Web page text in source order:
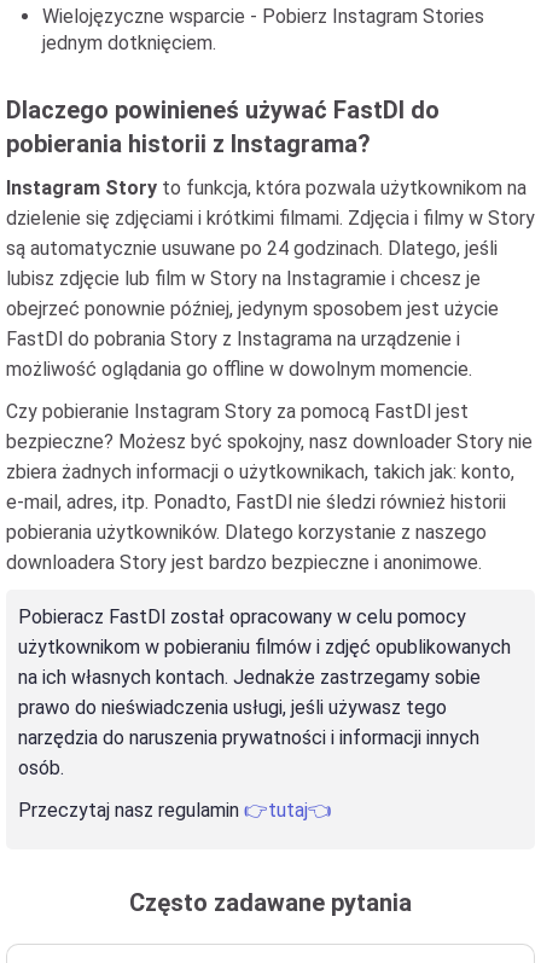
Wielojęzyczne wsparcie - Pobierz Instagram Stories
jednym dotknięciem.
Dlaczego powinieneś używać FastDl do
pobierania historii z Instagrama?
Instagram Story to funkcja, która pozwala użytkownikom na
dzielenie się zdjęciami i krótkimi filmami. Zdjęcia i filmy w Story
są automatycznie usuwane po 24 godzinach. Dlatego, jeśli
lubisz zdjęcie lub film w Story na Instagramie i chcesz je
obejrzeć ponownie później, jedynym sposobem jest użycie
FastDl do pobrania Story z Instagrama na urządzenie i
możliwość oglądania go offline w dowolnym momencie.
Czy pobieranie Instagram Story za pomocą FastDl jest
bezpieczne? Możesz być spokojny, nasz downloader Story nie
zbiera żadnych informacji o użytkownikach, takich jak: konto,
e-mail, adres, itp. Ponadto, FastDl nie śledzi również historii
pobierania użytkowników. Dlatego korzystanie z naszego
downloadera Story jest bardzo bezpieczne i anonimowe.
Pobieracz FastDl został opracowany w celu pomocy
użytkownikom w pobieraniu filmów i zdjęć opublikowanych
na ich własnych kontach. Jednakże zastrzegamy sobie
prawo do nieświadczenia usługi, jeśli używasz tego
narzędzia do naruszenia prywatności i informacji innych
osób.
Przeczytaj nasz regulamin 👉tutaj👈
Często zadawane pytania